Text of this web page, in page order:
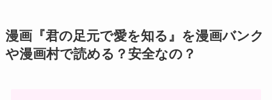
漫画『君の足元で愛を知る』を漫画バンク
や漫画村で読める？安全なの？